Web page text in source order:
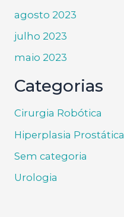
agosto 2023
julho 2023
maio 2023
Categorias
Cirurgia Robótica
Hiperplasia Prostática
Sem categoria
Urologia